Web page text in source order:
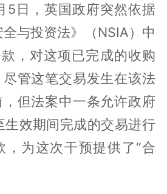
5日，英国政府突然依据
全与投资法》（NSIA）中
，对这项已完成的收购
管这笔交易发生在该法
但法案中一条允许政府
生效期间完成的交易进行
，为这次干预提供了“合